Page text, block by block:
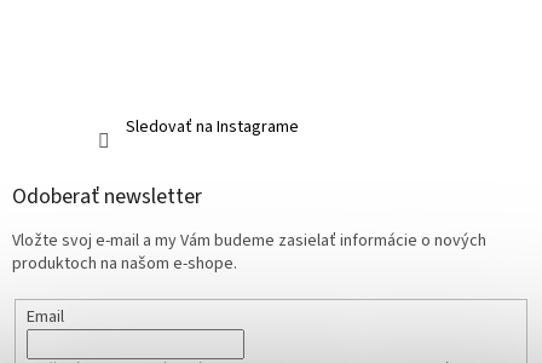
Sledovať na Instagrame
Odoberať newsletter
Vložte svoj e-mail a my Vám budeme zasielať informácie o nových
produktoch na našom e-shope.
Email